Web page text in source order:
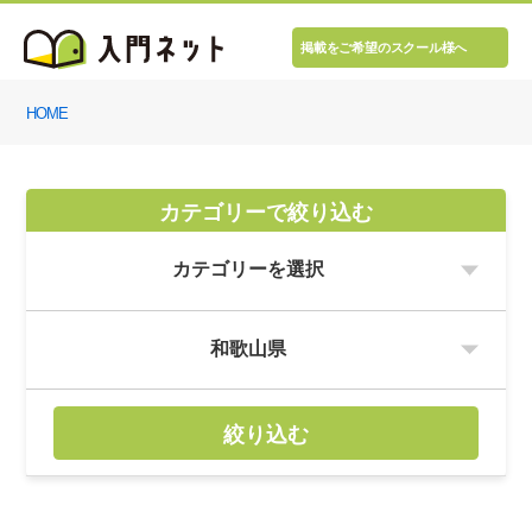
掲載をご希望のスクール様へ
HOME
カテゴリーで絞り込む
絞り込む